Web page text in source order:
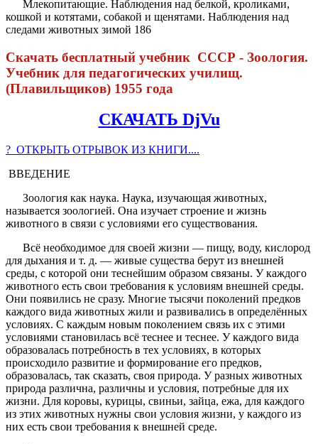
Млекопитающие. Наблюдения над белкой, кроликами,
кошкой и котятами, собакой и щенятами. Наблюдения над
следами животных зимой 186
Скачать бесплатный учебник СССР - Зоология.
Учебник для педагогических училищ.
(Плавильщиков) 1955 года
СКАЧАТЬ DjVu
? ОТКРЫТЬ ОТРЫВОК ИЗ КНИГИ....
ВВЕДЕНИЕ
Зоология как наука. Наука, изучающая животных,
называется зоологией. Она изучает строение и жизнь
животного в связи с условиями его существования.
Всё необходимое для своей жизни — пищу, воду, кислород
для дыхания и т. д. — живые существа берут из внешней
среды, с которой они теснейшим образом связаны. У каждого
животного есть свои требования к условиям внешней среды.
Они появились не сразу. Многие тысячи поколений предков
каждого вида животных жили и развивались в определённых
условиях. С каждым новым поколением связь их с этими
условиями становилась всё теснее и теснее. У каждого вида
образовалась потребность в тех условиях, в которых
происходило развитие и формирование его предков,
образовалась, так сказать, своя природа. У разных животных
природа различна, различны и условия, потребные для их
жизни. Для коровы, курицы, свиньи, зайца, ежа, для каждого
из этих животных нужны свои условия жизни, у каждого из
них есть свои требования к внешней среде.